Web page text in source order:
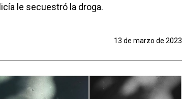
le secuestró la droga.
13 de marzo de 2023